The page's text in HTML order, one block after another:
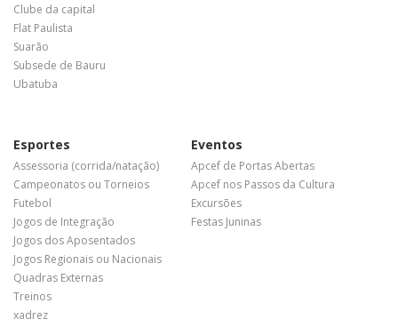
Clube da capital
Flat Paulista
Suarão
Subsede de Bauru
Ubatuba
Esportes
Assessoria (corrida/natação)
Campeonatos ou Torneios
Futebol
Jogos de Integração
Jogos dos Aposentados
Jogos Regionais ou Nacionais
Quadras Externas
Treinos
xadrez
Eventos
Apcef de Portas Abertas
Apcef nos Passos da Cultura
Excursões
Festas Juninas